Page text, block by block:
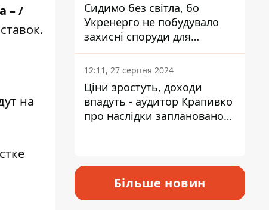
– /
на
Сидимо без світла, бо
Укренерго не побудувало
захисні споруди для
енергетики - нардеп
Кучеренко
12:11, 27 серпня 2024
Ціни зростуть, доходи
впадуть - аудитор Крапивко
про наслідки запланованого
Більше новин